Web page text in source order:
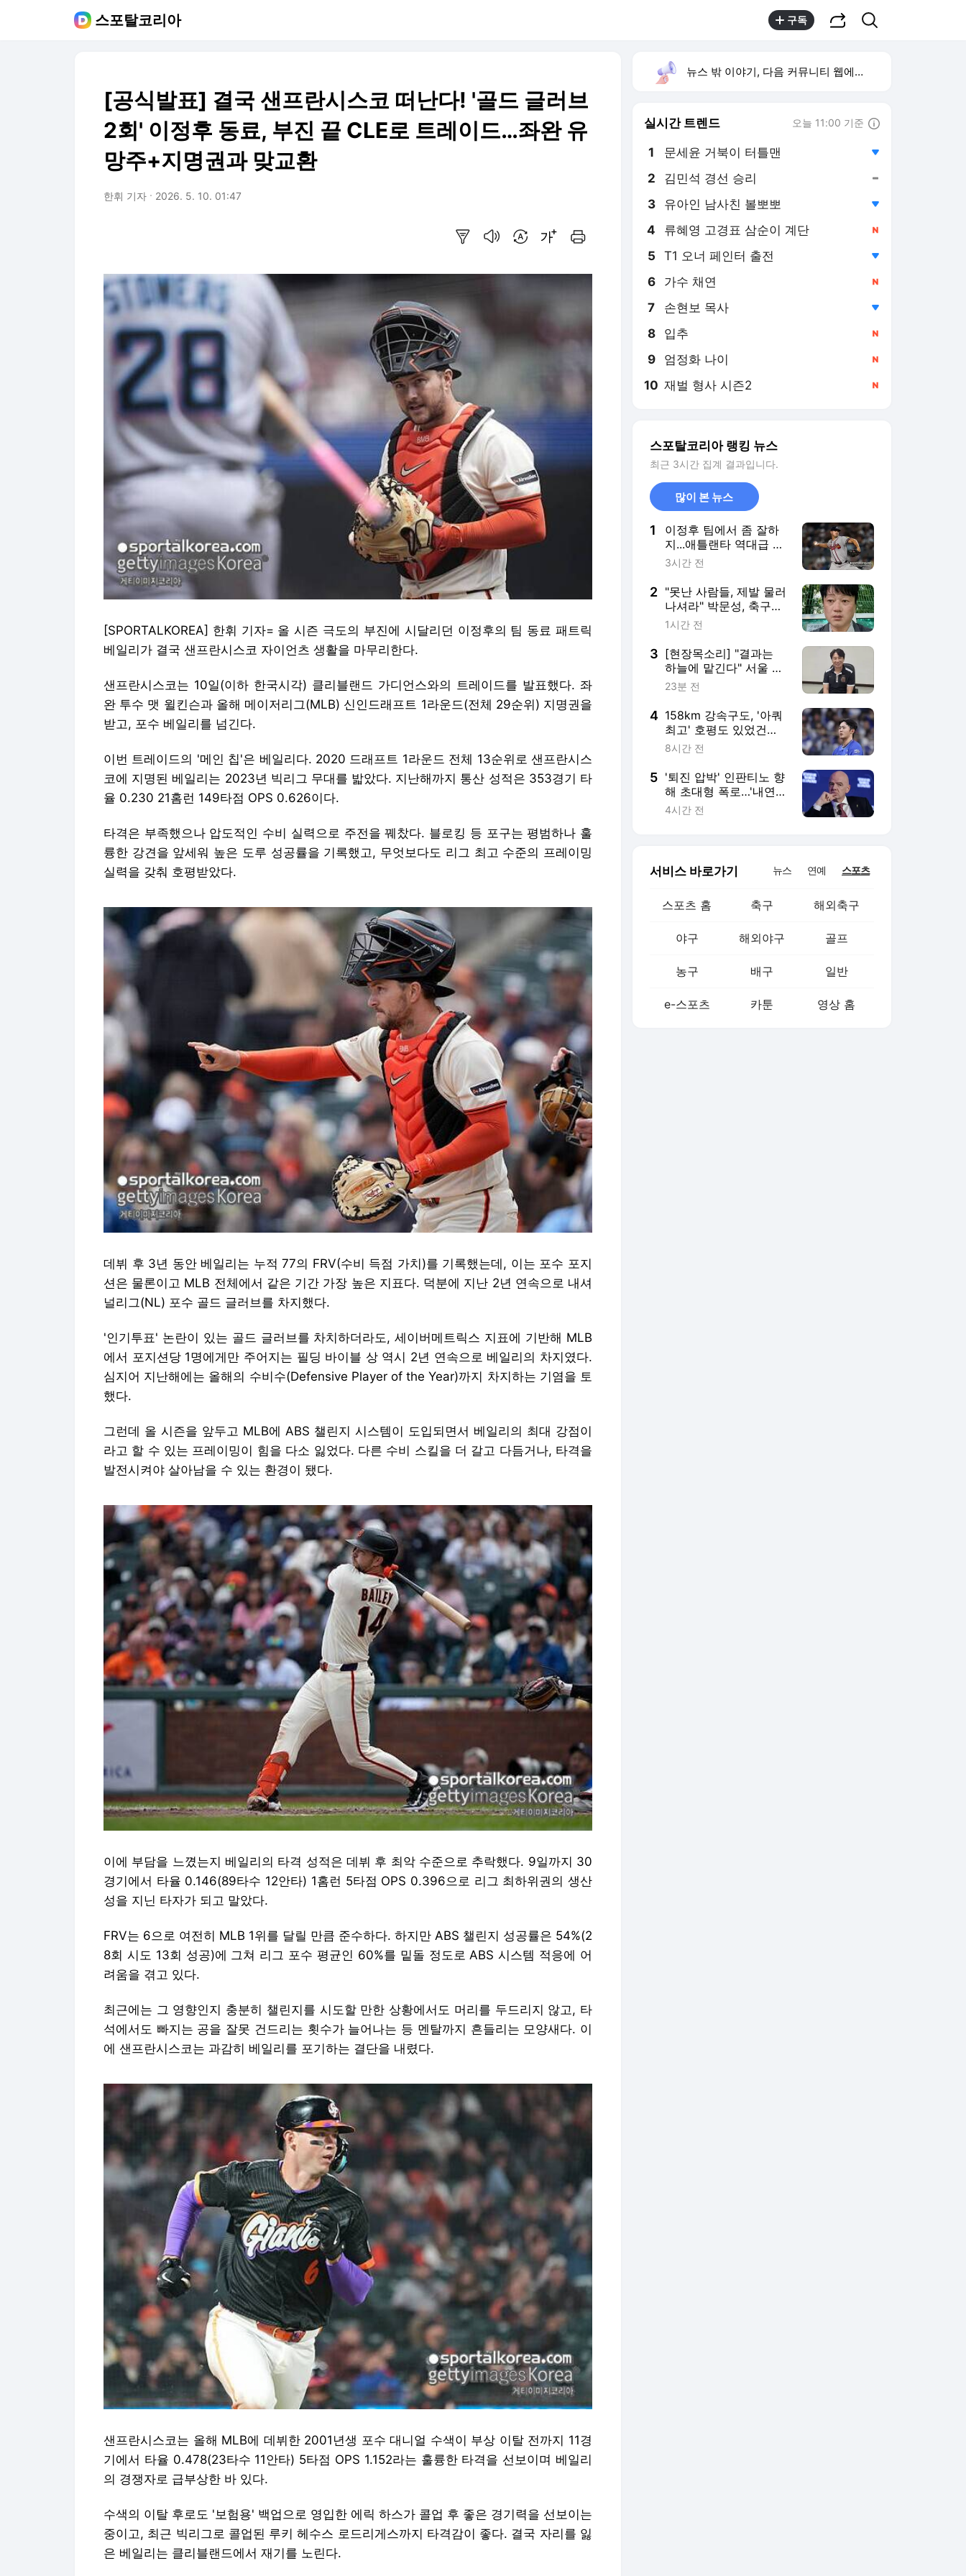
스포탈코리아 구독
[공식발표] 결국 샌프란시스코 떠난다! '골드 글러브
2회' 이정후 동료, 부진 끝 CLE로 트레이드…좌완 유
망주+지명권과 맞교환
한휘 기자 2026. 5. 10. 01:47
[SPORTALKOREA] 한휘 기자= 올 시즌 극도의 부진에 시달리던 이정후의 팀 동료 패트릭
베일리가 결국 샌프란시스코 자이언츠 생활을 마무리한다.
샌프란시스코는 10일(이하 한국시각) 클리블랜드 가디언스와의 트레이드를 발표했다. 좌
완 투수 맷 윌킨슨과 올해 메이저리그(MLB) 신인드래프트 1라운드(전체 29순위) 지명권을
받고, 포수 베일리를 넘긴다.
이번 트레이드의 '메인 칩'은 베일리다. 2020 드래프트 1라운드 전체 13순위로 샌프란시스
코에 지명된 베일리는 2023년 빅리그 무대를 밟았다. 지난해까지 통산 성적은 353경기 타
율 0.230 21홈런 149타점 OPS 0.626이다.
타격은 부족했으나 압도적인 수비 실력으로 주전을 꿰찼다. 블로킹 등 포구는 평범하나 훌
륭한 강견을 앞세워 높은 도루 성공률을 기록했고, 무엇보다도 리그 최고 수준의 프레이밍
실력을 갖춰 호평받았다.
데뷔 후 3년 동안 베일리는 누적 77의 FRV(수비 득점 가치)를 기록했는데, 이는 포수 포지
션은 물론이고 MLB 전체에서 같은 기간 가장 높은 지표다. 덕분에 지난 2년 연속으로 내셔
널리그(NL) 포수 골드 글러브를 차지했다.
'인기투표' 논란이 있는 골드 글러브를 차치하더라도, 세이버메트릭스 지표에 기반해 MLB
에서 포지션당 1명에게만 주어지는 필딩 바이블 상 역시 2년 연속으로 베일리의 차지였다.
심지어 지난해에는 올해의 수비수(Defensive Player of the Year)까지 차지하는 기염을 토
했다.
그런데 올 시즌을 앞두고 MLB에 ABS 챌린지 시스템이 도입되면서 베일리의 최대 강점이
라고 할 수 있는 프레이밍이 힘을 다소 잃었다. 다른 수비 스킬을 더 갈고 다듬거나, 타격을
발전시켜야 살아남을 수 있는 환경이 됐다.
이에 부담을 느꼈는지 베일리의 타격 성적은 데뷔 후 최악 수준으로 추락했다. 9일까지 30
경기에서 타율 0.146(89타수 12안타) 1홈런 5타점 OPS 0.396으로 리그 최하위권의 생산
성을 지닌 타자가 되고 말았다.
FRV는 6으로 여전히 MLB 1위를 달릴 만큼 준수하다. 하지만 ABS 챌린지 성공률은 54%(2
8회 시도 13회 성공)에 그쳐 리그 포수 평균인 60%를 밑돌 정도로 ABS 시스템 적응에 어
려움을 겪고 있다.
최근에는 그 영향인지 충분히 챌린지를 시도할 만한 상황에서도 머리를 두드리지 않고, 타
석에서도 빠지는 공을 잘못 건드리는 횟수가 늘어나는 등 멘탈까지 흔들리는 모양새다. 이
에 샌프란시스코는 과감히 베일리를 포기하는 결단을 내렸다.
샌프란시스코는 올해 MLB에 데뷔한 2001년생 포수 대니얼 수색이 부상 이탈 전까지 11경
기에서 타율 0.478(23타수 11안타) 5타점 OPS 1.152라는 훌륭한 타격을 선보이며 베일리
의 경쟁자로 급부상한 바 있다.
수색의 이탈 후로도 '보험용' 백업으로 영입한 에릭 하스가 콜업 후 좋은 경기력을 선보이는
중이고, 최근 빅리그로 콜업된 루키 헤수스 로드리게스까지 타격감이 좋다. 결국 자리를 잃
은 베일리는 클리블랜드에서 재기를 노린다.
뉴스 밖 이야기, 다음 커뮤니티 웹에서 보기
실시간 트렌드 오늘 11:00 기준
1 문세윤 거북이 터틀맨
2 김민석 경선 승리
4 류혜영 고경표 삼순이 계단
5 T1 오너 페인터 출전
6 가수 채연
7 손현보 목사
8 입추
9 엄정화 나이
10 재벌 형사 시즌2
스포탈코리아 랭킹 뉴스
최근 3시간 집계 결과입니다.
많이 본 뉴스
1
이정후 팀에서 좀 잘하
지...애틀랜타 역대급 스
틸 트레이드, SF 출신 말
3시간 전
2 "못난 사람들, 제발 물러
나셔라" 박문성, 축구협
회 사과문에 분노 폭
이 따위 글을 쓸 수 있
나"
1시간 전
3 [현장목소리] "결과는
하늘에 맡긴다" 서울 김
기동 감독, 김천상무전
기, 준비 정말 열심히 했
어"
23분 전
4 158km 강속구도, '아쿼
최고' 호평도 있었건
만…'결국 문제는 제구'
국 떠나는 미야지
8시간 전
5 '퇴진 압박' 인판티노 향
해 초대형 폭로…'내연
의혹' 부하직원에 UEFA
4시간 전
서비스 바로가기 뉴스 연예 스포츠
스포츠 홈 축구 해외축구
야구 해외야구 골프
농구 배구 일반
e-스포츠 카툰 영상 홈